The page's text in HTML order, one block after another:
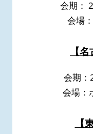
会期：
会場
【
会期：
会場：
【